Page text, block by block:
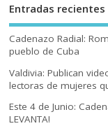
Entradas recientes
Cadenazo Radial:
pueblo de Cuba
Valdivia: Publican
lectoras de mujeres
Este 4 de Junio:
LEVANTA!